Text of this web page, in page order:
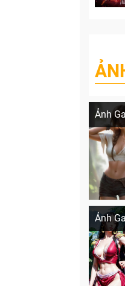
Ảnh
Lala
Ảnh
Khi